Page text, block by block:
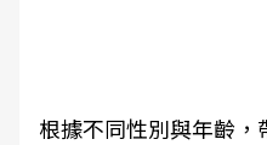
根據不同性別與年齡